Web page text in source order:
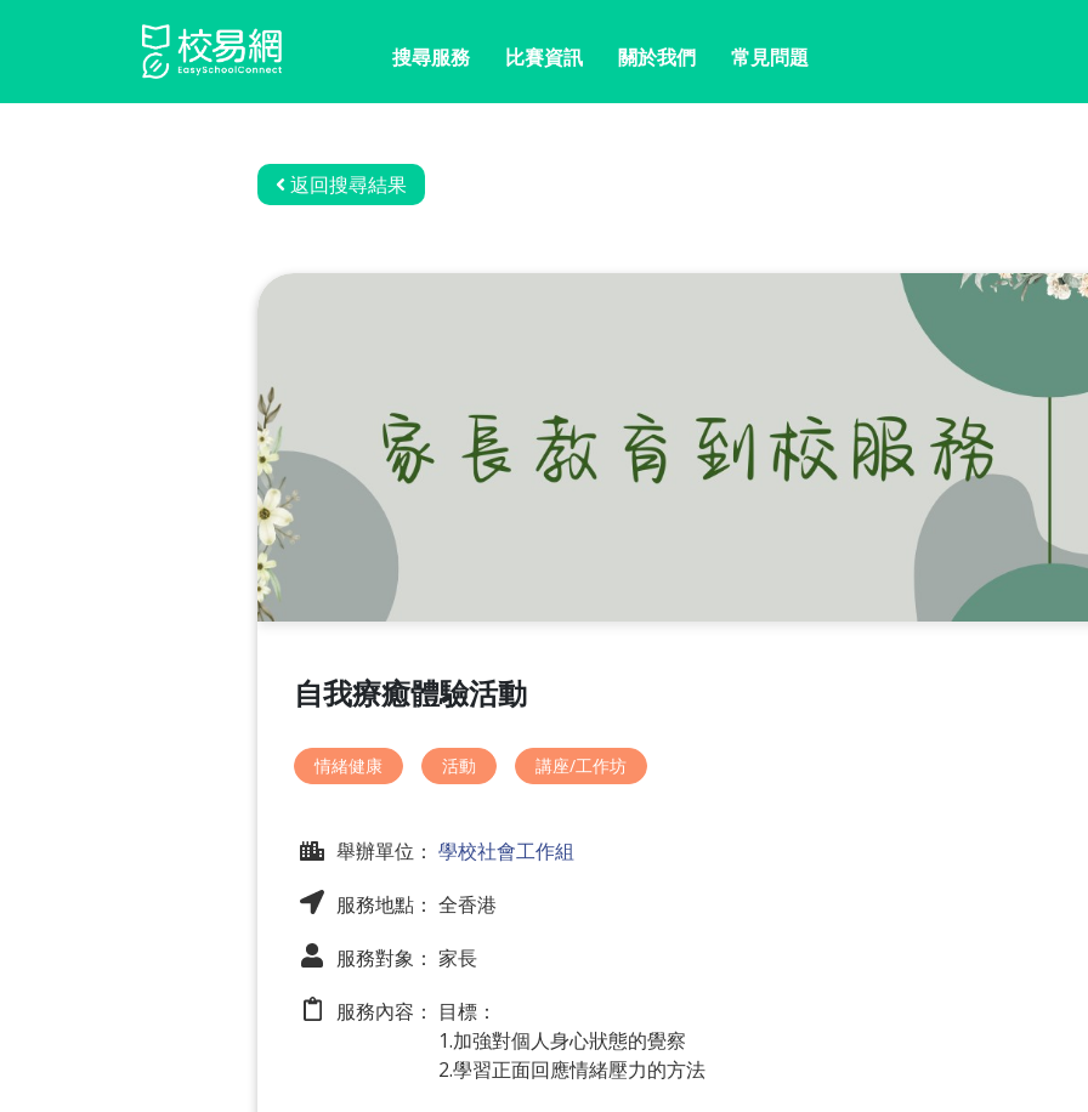
搜尋服務 比賽資訊 關於我們 常見問題
返回搜尋結果
自我療癒體驗活動
情緒健康 活動 講座/工作坊
舉辦單位： 學校社會工作組
服務地點： 全香港
服務對象： 家長
服務內容： 目標：
1.加強對個人身心狀態的覺察
2.學習正面回應情緒壓力的方法